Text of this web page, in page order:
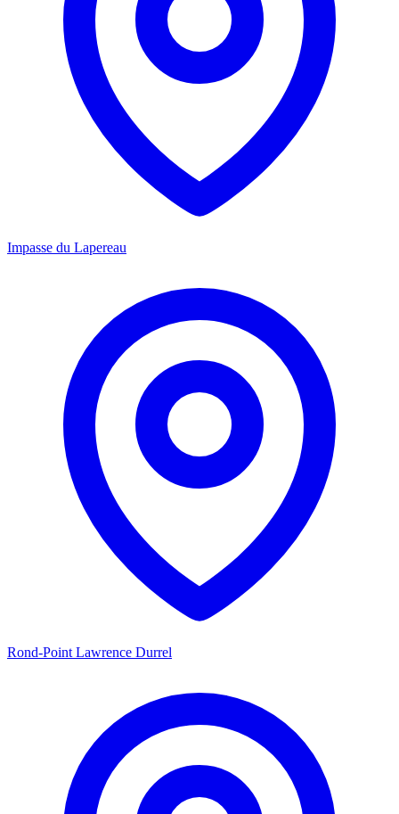
Impasse du Lapereau
Rond-Point Lawrence Durrel